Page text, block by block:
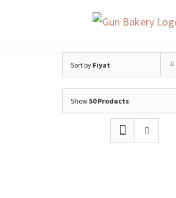
Sort by Fiyat
Show50 Products